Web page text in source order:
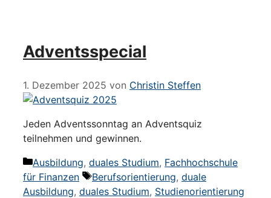
Adventsspecial
1. Dezember 2025 von Christin Steffen
Jeden Adventssonntag an Adventsquiz
teilnehmen und gewinnen.
Kategorien
Ausbildung, duales Studium, Fachhochschule
für Finanzen
Schlagwörter
Berufsorientierung, duale
Ausbildung, duales Studium, Studienorientierung